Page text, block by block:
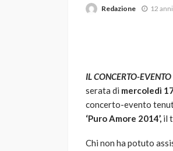
Redazione 12
IL CONCERTO-
serata di mercoledì
concerto-evento
‘Puro Amore 2014’, il
Chi non ha potuto